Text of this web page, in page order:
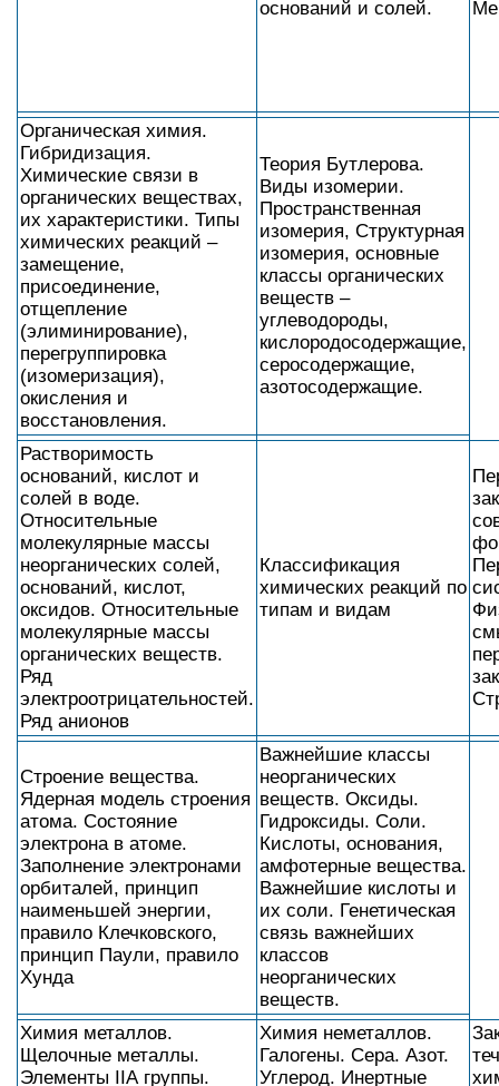
оснований и солей.
Органическая химия.
Гибридизация.
Химические связи в
органических веществах,
их характеристики. Типы
химических реакций –
замещение,
присоединение,
отщепление
(элиминирование),
перегруппировка
(изомеризация),
окисления и
восстановления.
Теория Бутлерова.
Виды изомерии.
Пространственная
изомерия, Структурная
изомерия, основные
классы органических
веществ –
углеводороды,
кислородосодержащие,
серосодержащие,
азотосодержащие.
Растворимость
оснований, кислот и
солей в воде.
Относительные
молекулярные массы
неорганических солей,
оснований, кислот,
оксидов. Относительные
молекулярные массы
органических веществ.
Ряд
электроотрицательностей.
Ряд анионов
Классификация
химических реакций по
типам и видам
Строение вещества.
Ядерная модель строения
атома. Состояние
электрона в атоме.
Заполнение электронами
орбиталей, принцип
наименьшей энергии,
правило Клечковского,
принцип Паули, правило
Хунда
Важнейшие классы
неорганических
веществ. Оксиды.
Гидроксиды. Соли.
Кислоты, основания,
амфотерные вещества.
Важнейшие кислоты и
их соли. Генетическая
связь важнейших
классов
неорганических
веществ.
Химия металлов.
Щелочные металлы.
Элементы IIА группы.
Химия неметаллов.
Галогены. Сера. Азот.
Углерод. Инертные